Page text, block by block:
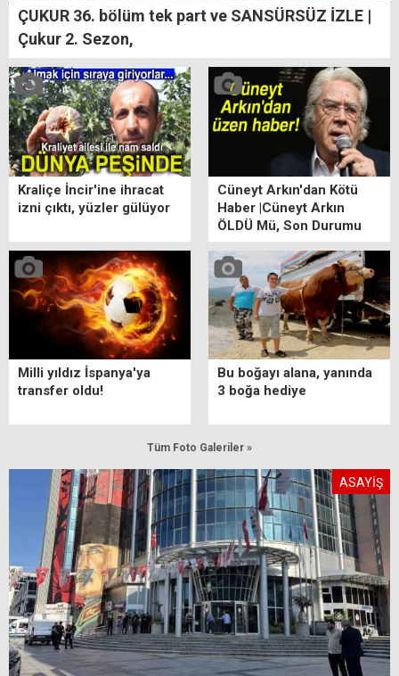
ÇUKUR 36. bölüm tek part ve SANSÜRSÜZ İZLE |
Çukur 2. Sezon,
Kraliçe İncir'ine ihracat
izni çıktı, yüzler gülüyor
Cüneyt Arkın'dan Kötü
Haber |Cüneyt Arkın
ÖLDÜ Mü, Son Durumu
ne? Cüneyt Arkın Kimdir?
Milli yıldız İspanya'ya
transfer oldu!
Bu boğayı alana, yanında
3 boğa hediye
Tüm Foto Galeriler »
ASAYİŞ